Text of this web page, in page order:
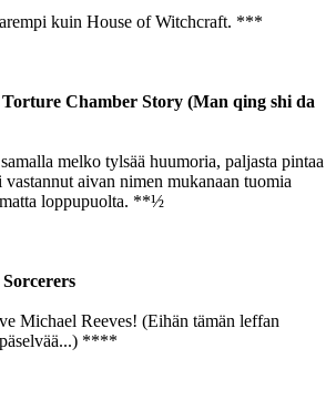
kuin House of Witchcraft. ***
Torture Chamber Story (Man qing shi da
melko tylsää huumoria, paljasta pintaa
aivan nimen mukanaan tuomia
loppupuolta. **½
Michael Reeves! (Eihän tämän leffan
****